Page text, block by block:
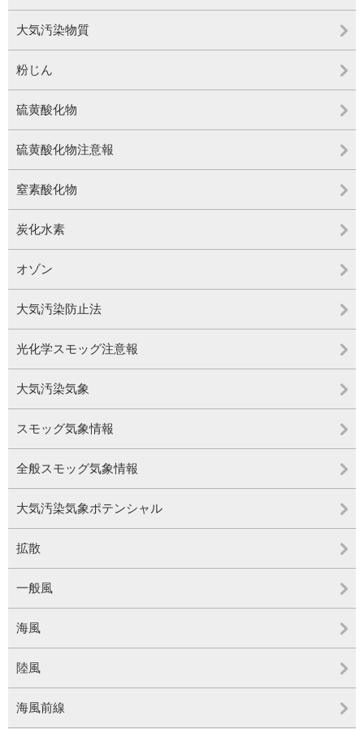
大気汚染物質
粉じん
硫黄酸化物
硫黄酸化物注意報
窒素酸化物
炭化水素
オゾン
大気汚染防止法
光化学スモッグ注意報
大気汚染気象
スモッグ気象情報
全般スモッグ気象情報
大気汚染気象ポテンシャル
拡散
一般風
海風
陸風
海風前線